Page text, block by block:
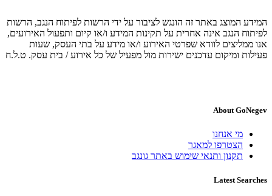
המידע המוצג באתר זה הונגש לציבור על ידי הרשות לפיתוח הנגב, הרשות
לפיתוח הנגב אינה אחרית על תקינות המידע ו/או קיום ותפעול האירועים,
אנו ממליצים לוודא שפרטי האירוע ו/או מידע על בתי העסק, שעות
פעילות ומיקום עדכנים ישירות מול מפעיל של כל אירוע / בית עסק. ט.ל.ח
About GoNegev
מי אנחנו
הצטרפו למאגר
תקנון ותנאי שימוש באתר גונגב
Latest Searches